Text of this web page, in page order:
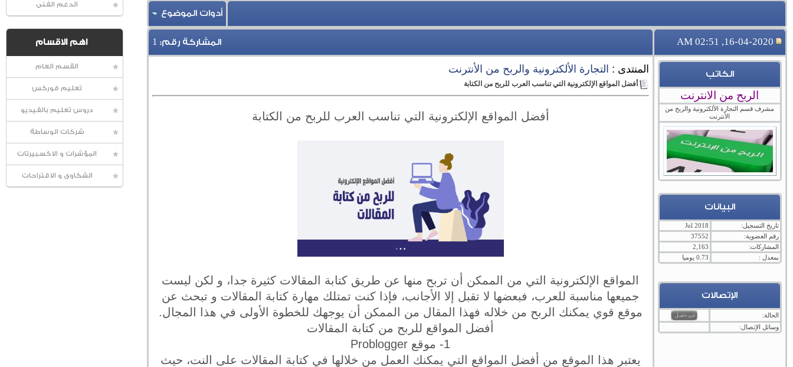
الدعم الفنى
اهم الاقسام
القسم العام
تعليم فوركس
دروس تعليم بالفيديو
شركات الوساطة
المؤشرات و الاكسبيرتات
الشكاوى و الاقتراحات
أدوات الموضوع
16-04-2020, 02:51 AM المشاركة رقم: 1
الكاتب
الربح من الانترنت
مشرف قسم التجارة الألكترونية والربح من
الأنترنت
البيانات
تاريخ التسجيل:
Jul 2018
رقم العضوية:
37552
المشاركات:
2,163
بمعدل :
0.73 يوميا
الإتصالات
الحالة:
وسائل الإتصال:
المنتدى : التجارة الألكترونية والربح من الأنترنت
أفضل المواقع الإلكترونية التي تناسب العرب للربح من الكتابة
أفضل المواقع الإلكترونية التي تناسب العرب للربح من الكتابة
المواقع الإلكترونية التي من الممكن أن تربح منها عن طريق كتابة المقالات كثيرة جدا، و لكن ليست
جميعها مناسبة للعرب، فبعضها لا تقبل إلا الأجانب، فإذا كنت تمتلك مهارة كتابة المقالات و تبحث عن
موقع قوي يمكنك الربح من خلاله فهذا المقال من الممكن أن يوجهك للخطوة الأولى في هذا المجال.
أفضل المواقع للربح من كتابة المقالات
1- موقع Problogger
يعتبر هذا الموقع من أفضل المواقع التي يمكنك العمل من خلالها في كتابة المقالات على النت، حيث